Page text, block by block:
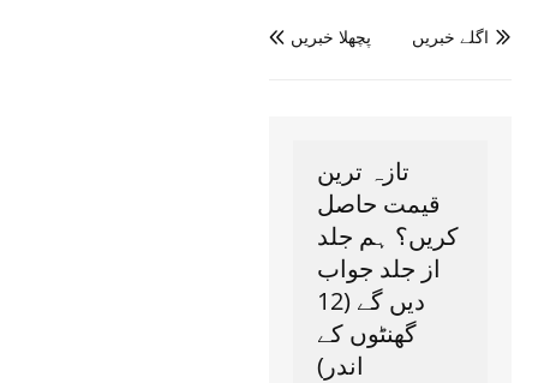
 پچھلا خبریں  اگلے خبریں
تازہ ترین
قیمت حاصل
کریں؟ ہم جلد
از جلد جواب
دیں گے (12
گھنٹوں کے
اندر)